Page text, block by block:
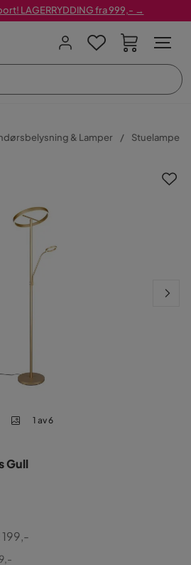
LAGERRYDDING fra 999,- →
& Lamper Stuelampe
1 av 6
Gull
199,-